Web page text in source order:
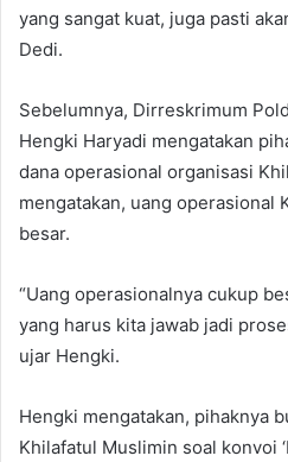
yang sangat kuat, juga pasti
Dedi.
Sebelumnya, Dirreskrimum
Hengki Haryadi mengatakan
dana operasional organisasi
mengatakan, uang operasional
besar.
“Uang operasionalnya cukup
yang harus kita jawab jadi
ujar Hengki.
Hengki mengatakan, pihaknya
Khilafatul Muslimin soal konvoi